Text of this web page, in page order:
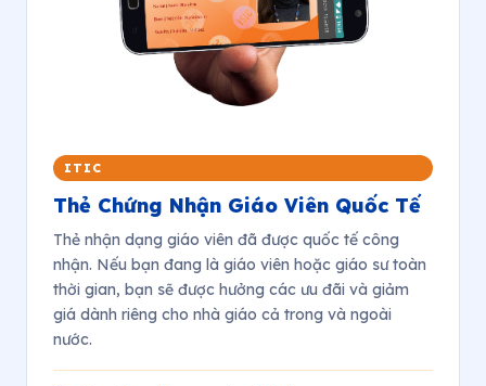
ITIC
Thẻ Chứng Nhận Giáo Viên Quốc Tế
Thẻ nhận dạng giáo viên đã được quốc tế công
nhận. Nếu bạn đang là giáo viên hoặc giáo sư toàn
thời gian, bạn sẽ được hưởng các ưu đãi và giảm
giá dành riêng cho nhà giáo cả trong và ngoài
nước.